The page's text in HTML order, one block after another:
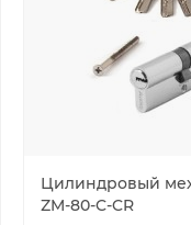
Цилиндровый
ZM-80-C-CR